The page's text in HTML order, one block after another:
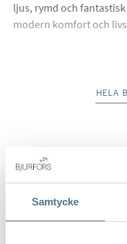
Samtycke
ljus, rymd och
modern komfort och
kombinerar livskvalitet,
harmoniska sovrum,
som ger gott om
HELA